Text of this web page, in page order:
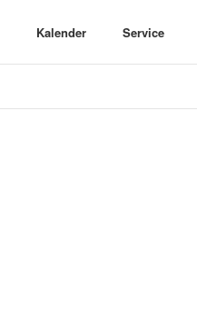
Kalender Service